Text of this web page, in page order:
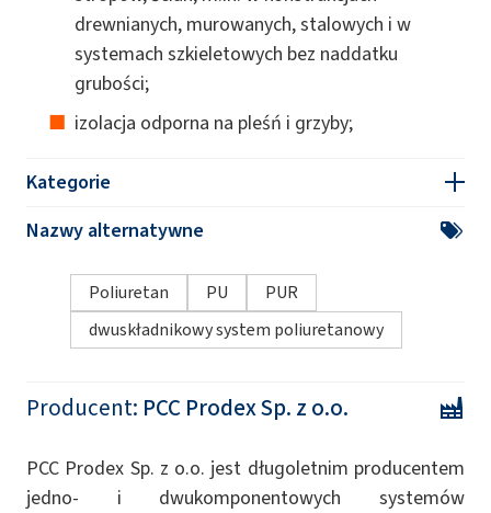
drewnianych, murowanych, stalowych i w
systemach szkieletowych bez naddatku
grubości;
izolacja odporna na pleśń i grzyby;
Kategorie
Nazwy alternatywne
Poliuretan PU
PUR
dwuskładnikowy system poliuretanowy
Producent: PCC Prodex Sp. z o.o.
PCC Prodex Sp. z o.o. jest długoletnim producentem
jedno- i dwukomponentowych systemów